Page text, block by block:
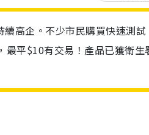
高企。不少市民購買快速測
平$10有交易！產品已獲衛